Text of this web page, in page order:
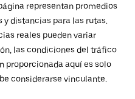
representan promedios
distancias para las rutas.
reales pueden variar
las condiciones del tráfico
proporcionada aquí es solo
considerarse vinculante.